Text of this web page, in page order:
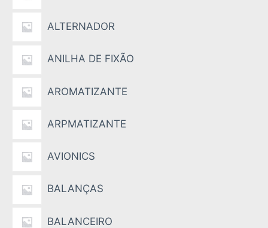
ALTERNADOR
ANILHA DE FIXÃO
AROMATIZANTE
ARPMATIZANTE
AVIONICS
BALANÇAS
BALANCEIRO